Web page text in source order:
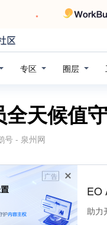
专区 圈层
全天候值
号 - 泉州网
广告
EO
助力